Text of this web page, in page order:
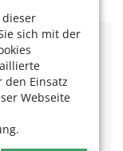
sich mit der
Einsatz
Webseite
Sie
finden Sie